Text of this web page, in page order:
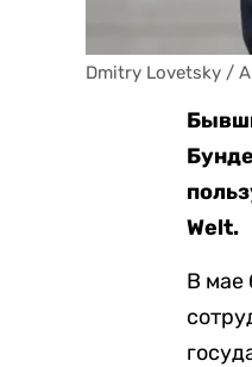
Dmitry Lovetsky /
Welt.
В мае